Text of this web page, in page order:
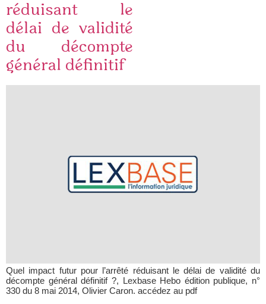
réduisant le
délai de validité
du décompte
général définitif
Quel impact futur pour l’arrêté réduisant le délai de validité du
décompte général définitif ?, Lexbase Hebo édition publique, n°
330 du 8 mai 2014, Olivier Caron. accédez au pdf